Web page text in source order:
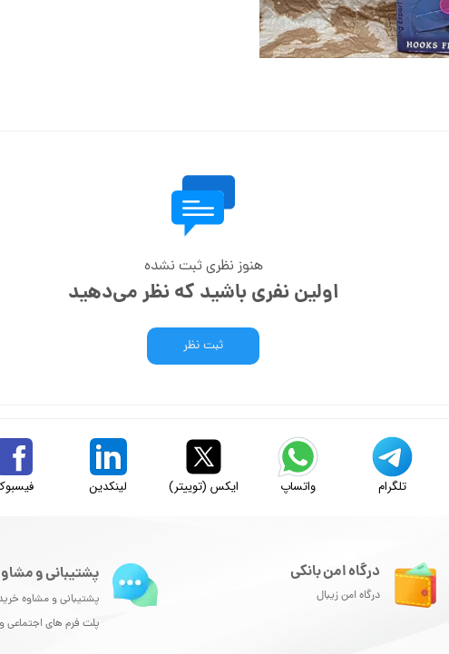
هنوز نظری ثبت نشده
اولین نفری باشید که نظر می‌دهید
ثبت نظر
تلگرام واتساپ ایکس (توییتر) لینکدین
درگاه امن بانکی
درگاه امن زیبال
پشتیبانی و
پشتیبانی و مشاوه
پلت فرم های